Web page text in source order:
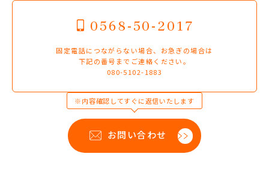
0568-50-2017
固定電話につながらない場合、お急ぎの場合は
下記の番号までご連絡ください。
080-5102-1883
※内容確認してすぐに返信いたします
お問い合わせ